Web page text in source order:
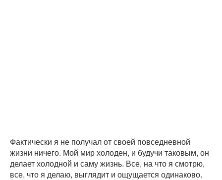
Фактически я не получал от своей повседневной
жизни ничего. Мой мир холоден, и будучи таковым, он
делает холодной и саму жизнь. Все, на что я смотрю,
все, что я делаю, выглядит и ощущается одинаково.